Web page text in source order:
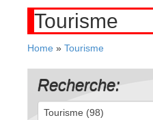
Tourisme
Home » Tourisme
Recherche:
Tourisme (98)